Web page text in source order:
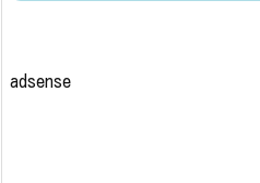
adsense